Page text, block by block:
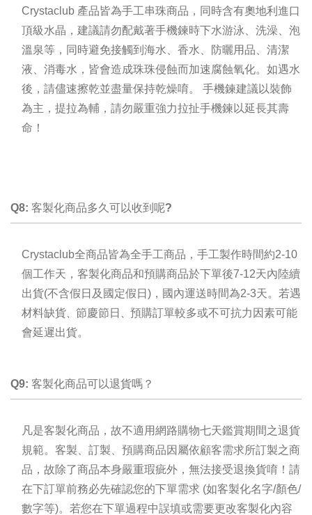
Crystaclub 產品皆為手工串珠商品，同時含有奧地利進口
頂級水晶，建議請勿配戴著手機鍊時下水游泳、洗澡、泡
溫泉等，同時避免接觸到海水、香水、防曬用品、清潔
液、消毒水，皆會造成珠珠侵蝕而加速腐蝕氧化。如遇水
後，請儘速擦乾並盡量保持乾燥唷。 手機鍊建議以裝飾
為主，提拉為輔，請勿嚴重強力拉扯手機鍊以延長其壽
命！
Q8: 客製化商品多久可以收到呢?
Crystaclub全商品皆為全手工商品，手工製作時間約2-10
個工作天 ， 客製化商品和預購商品於下單後7-12天內陸續
出貨(不含假日及國定假日)，國內運送時間為2-3天。若遇
材料缺貨
節慶節日
預購訂單較多或不可抗力因素可能
會延遲出貨。
Q9: 客製化商品可以退貨嗎？
凡是客製化商品，故不適用網路購物七天鑑賞期間之退貨
規範。客製、訂製、預購商品因屬依顧客需求所訂製之商
品，故除了商品本身嚴重瑕疵外， 無法接受退換貨唷！ 請
在下訂單前務必先確認您的下單需求 (如客製化名字/顏色/
數字等)。若您在下單過程中誤填或需要更改客製化內容